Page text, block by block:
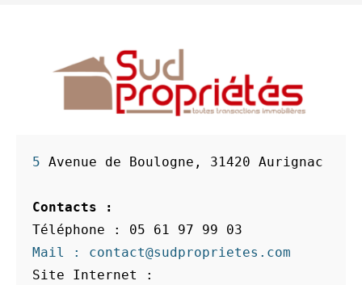
5 Avenue de Boulogne, 31420 Aurignac
Contacts :
Téléphone : 05 61 97 99 03
Mail : contact@sudproprietes.com